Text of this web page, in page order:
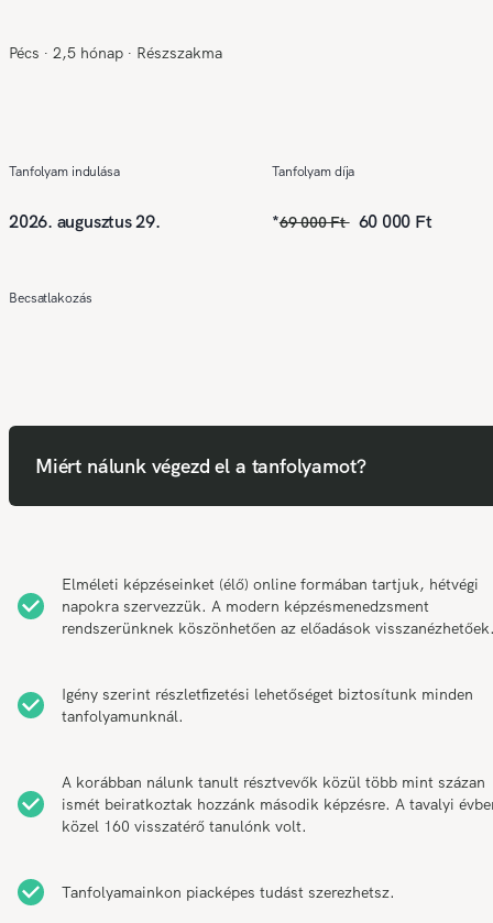
Pécs ∙ 2,5 hónap ∙ Részszakma
Tanfolyam indulása
2026. augusztus 29.
Tanfolyam díja
*69 000 Ft 60 000 Ft
Becsatlakozás
Miért nálunk végezd el a tanfolyamot?
Elméleti képzéseinket (élő) online formában tartjuk, hétvégi
napokra szervezzük. A modern képzésmenedzsment
rendszerünknek köszönhetően az előadások
Igény szerint részletfizetési lehetőséget biztosítunk minden
tanfolyamunknál.
A korábban nálunk tanult résztvevők közül több mint százan
ismét beiratkoztak hozzánk második képzésre. A tavalyi
közel 160 visszatérő tanulónk volt.
Tanfolyamainkon piacképes tudást szerezhetsz.